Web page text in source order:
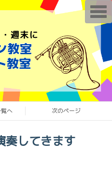
へ 次のページ
奏してきます
T
o
g
e
n
v
g
a
i